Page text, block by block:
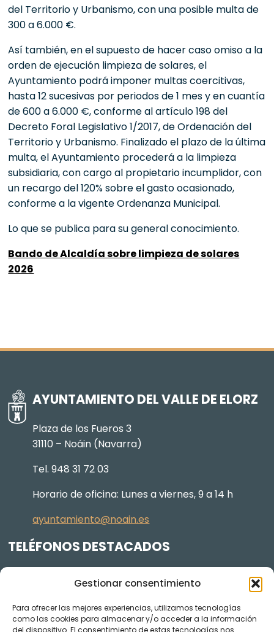
Gestionar consentimiento
Para ofrecer las mejores experiencias, utilizamos tecnologías
como las cookies para almacenar y/o acceder a la información
del dispositivo. El consentimiento de estas tecnologías nos
del Territorio y Urbanismo, con una posible multa de
300 a 6.000 €.
Así también, en el supuesto de hacer caso omiso a la
orden de ejecución limpieza de solares, el
Ayuntamiento podrá imponer multas coercitivas,
hasta 12 sucesivas por periodos de 1 mes y en cuantía
de 600 a 6.000 €, conforme al artículo 198 del
Decreto Foral Legislativo 1/2017, de Ordenación del
Territorio y Urbanismo. Finalizado el plazo de la última
multa, el Ayuntamiento procederá a la limpieza
subsidiaria, con cargo al propietario incumplidor, con
un recargo del 120% sobre el gasto ocasionado,
conforme a la vigente Ordenanza Municipal.
Lo que se publica para su general conocimiento.
Bando de Alcaldía sobre limpieza de solares
2026
AYUNTAMIENTO DEL VALLE DE ELORZ
Plaza de los Fueros 3
31110 – Noáin (Navarra)
Tel. 948 31 72 03
Horario de oficina: Lunes a viernes, 9 a 14 h
ayuntamiento@noain.es
TELÉFONOS DESTACADOS
605 834 045
948 368 156
Jardinería y Agenda Local 2030
948 074 848